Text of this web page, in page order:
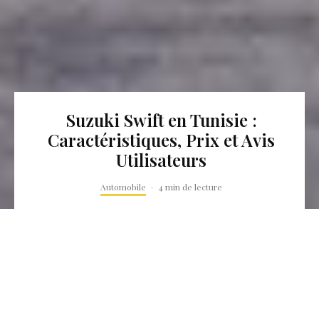
Suzuki Swift en Tunisie :
Caractéristiques, Prix et Avis
Utilisateurs
Automobile · 4 min de lecture